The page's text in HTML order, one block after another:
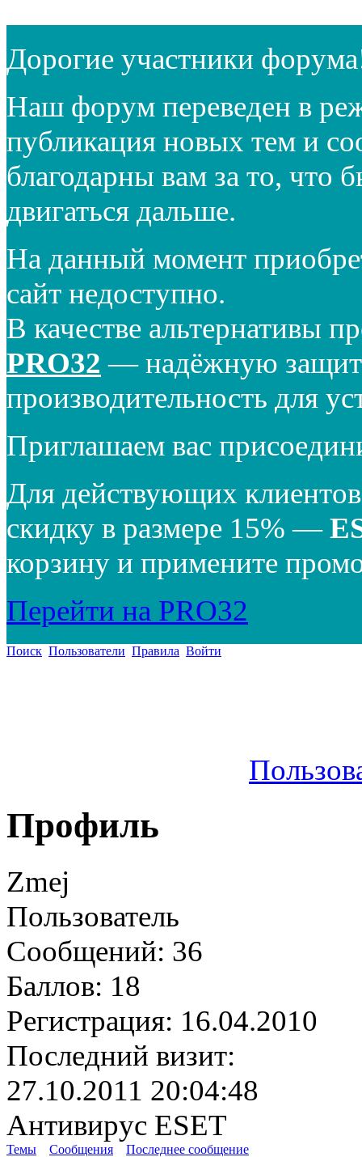
Дорогие участники
Наш форум переведен в
публикация новых тем и
благодарны вам за то, что
двигаться дальше.
На данный момент
сайт недоступно.
В качестве альтернативы
PRO32 — надёжную
производительность для
Приглашаем вас
Для действующих
скидку в размере 15% —
корзину и примените
Перейти на PRO32
Поиск Пользователи Правила Войти
Профиль
Zmej
Пользователь
Сообщений: 36
Баллов: 18
Регистрация: 16.04.2010
Последний визит:
27.10.2011 20:04:48
Антивирус ESET
Темы Сообщения Последнее сообщение